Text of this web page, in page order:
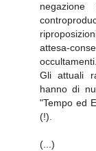
attesa-
occultamenti.
Gli attuali
hanno di
"Tempo ed
(!).
(...)